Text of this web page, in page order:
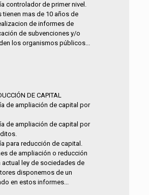
controlador de primer nivel.
mas de 10 años de
de informes de
de subvenciones y/o
los organismos públicos...
DE CAPITAL
de ampliación de capital por
de ampliación de capital por
para reducción de capital.
de ampliación o reducción
ley de sociedades de
disponemos de un
en estos informes...